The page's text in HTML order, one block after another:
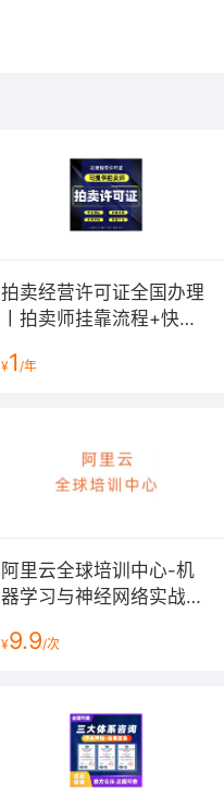
拍卖经营许可证全国办理
丨拍卖师挂靠流程+快速
¥1 /年
阿里云全球培训中心-机
器学习与神经网络实战课
¥9.9/次